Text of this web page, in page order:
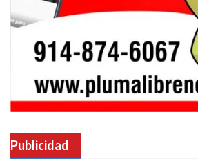
Publicidad